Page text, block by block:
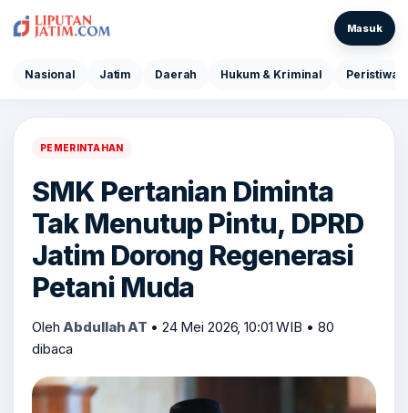
Nasional Jatim Daerah Hukum & Kriminal Peristiwa
Masuk
PEMERINTAHAN
SMK Pertanian Diminta
Tak Menutup Pintu, DPRD
Jatim Dorong Regenerasi
Petani Muda
OlehAbdullah AT • 24 Mei 2026, 10:01 WIB • 80
dibaca